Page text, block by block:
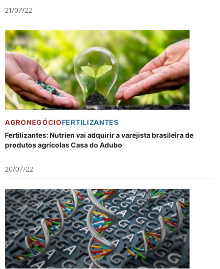
21/07/22
AGRONEGÓCIOFERTILIZANTES
Fertilizantes: Nutrien vai adquirir a varejista brasileira de
produtos agrícolas Casa do Adubo
20/07/22